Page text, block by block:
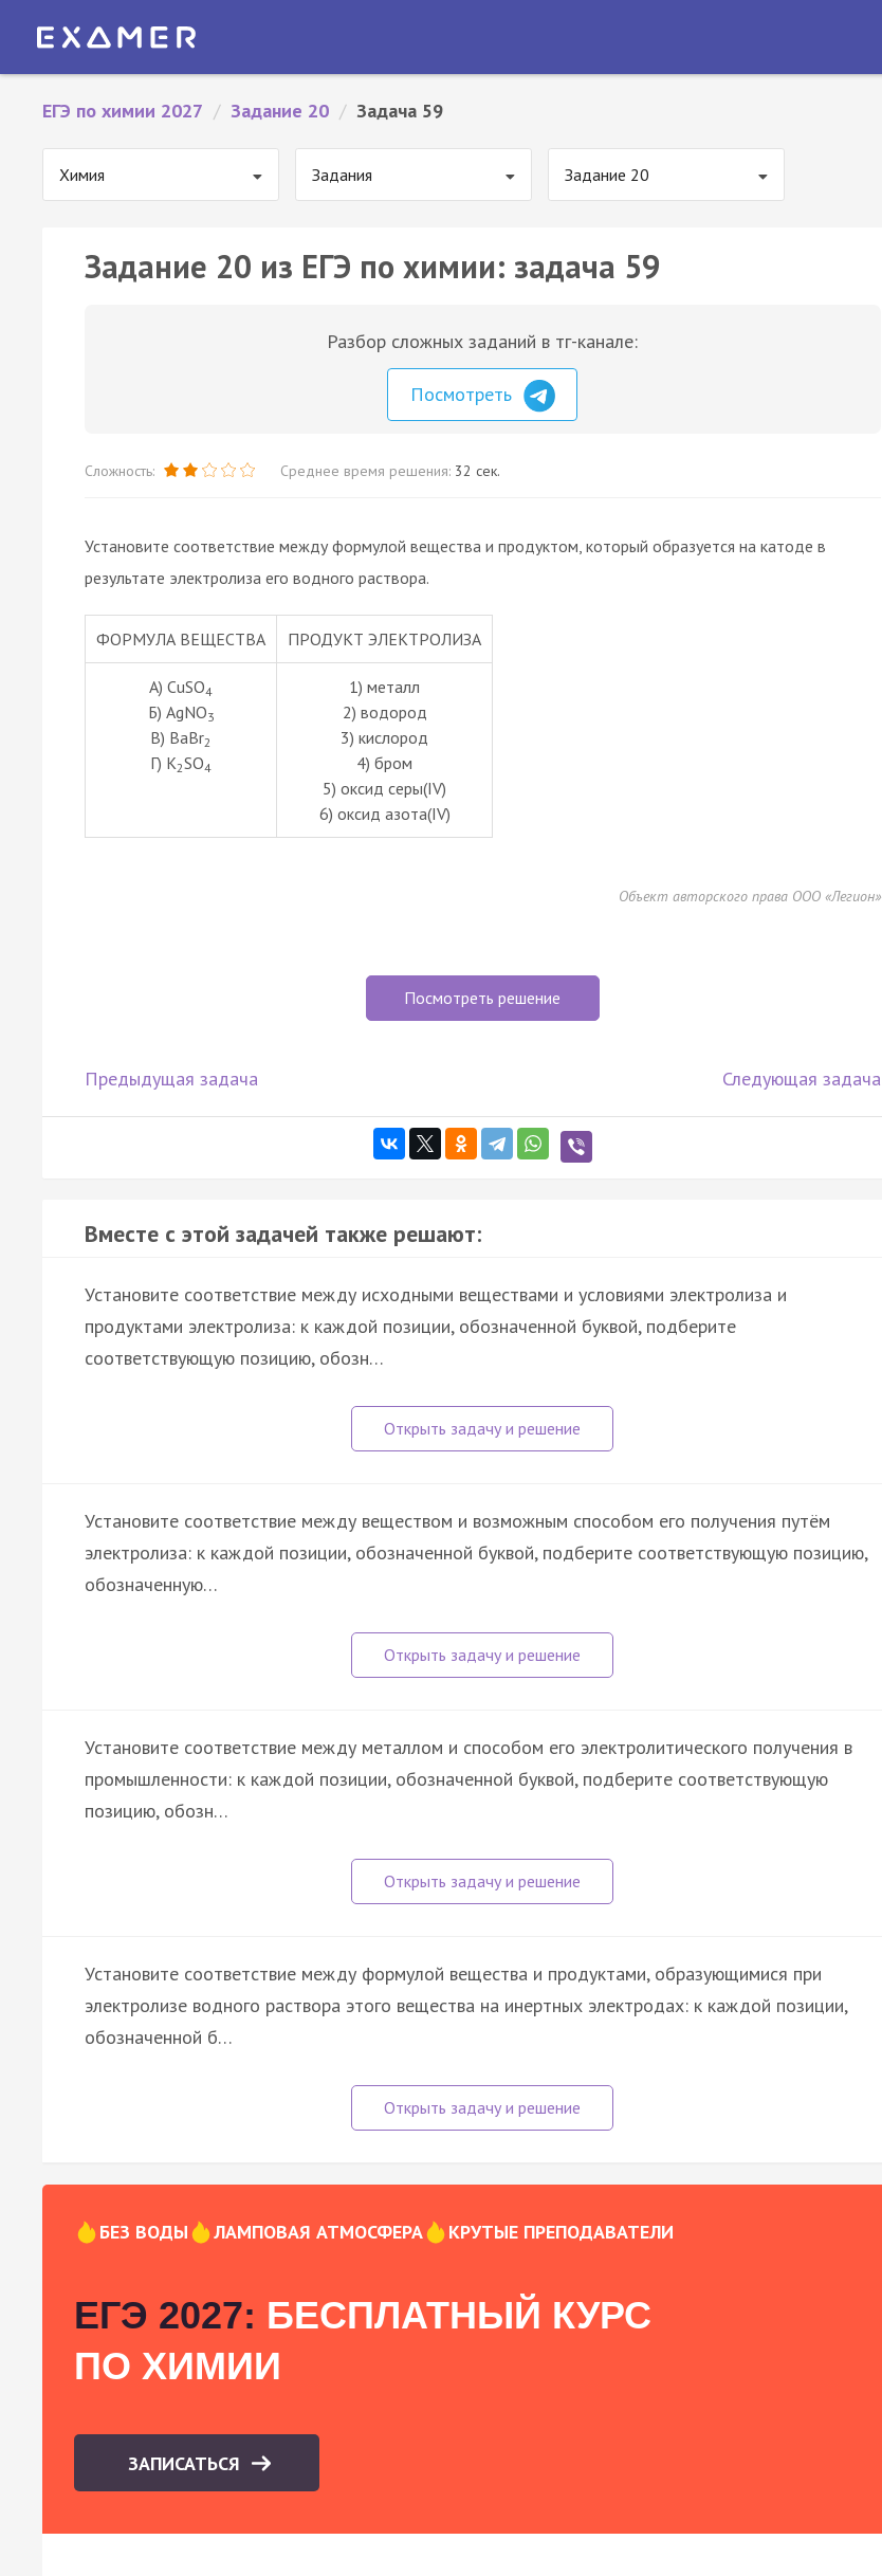
ЕГЭ по химии 2027 / Задание 20 / Задача 59
Химия Задания Задание 20
Задание 20 из ЕГЭ по химии: задача 59
Разбор сложных заданий в тг-канале:
Посмотреть
Сложность: Среднее время решения: 32 сек.
Установите соответствие между формулой вещества и продуктом, который образуется на катоде в
результате электролиза его водного раствора.
ФОРМУЛА ВЕЩЕСТВА ПРОДУКТ ЭЛЕКТРОЛИЗА
А) CuSO4
Б) AgNO3
В) BaBr2
Г) K2SO4
1) металл
2) водород
3) кислород
4) бром
5) оксид серы(IV)
6) оксид азота(IV)
Объект авторского права ООО «Легион»
Посмотреть решение
Предыдущая задача Следующая задача
Вместе с этой задачей также решают:
Установите соответствие между исходными веществами и условиями электролиза и
продуктами электролиза: к каждой позиции, обозначенной буквой, подберите
соответствующую позицию, обозн…
Установите соответствие между веществом и возможным способом его получения путём
электролиза: к каждой позиции, обозначенной буквой, подберите соответствующую позицию,
обозначенную…
Установите соответствие между металлом и способом его электролитического получения в
промышленности: к каждой позиции, обозначенной буквой, подберите соответствующую
позицию, обозн…
Установите соответствие между формулой вещества и продуктами, образующимися при
электролизе водного раствора этого вещества на инертных электродах: к каждой позиции,
обозначенной б…
БЕЗ ВОДЫ ЛАМПОВАЯ АТМОСФЕРА КРУТЫЕ ПРЕПОДАВАТЕЛИ
ЕГЭ 2027: БЕСПЛАТНЫЙ КУРС
ПО ХИМИИ
ЗАПИСАТЬСЯ